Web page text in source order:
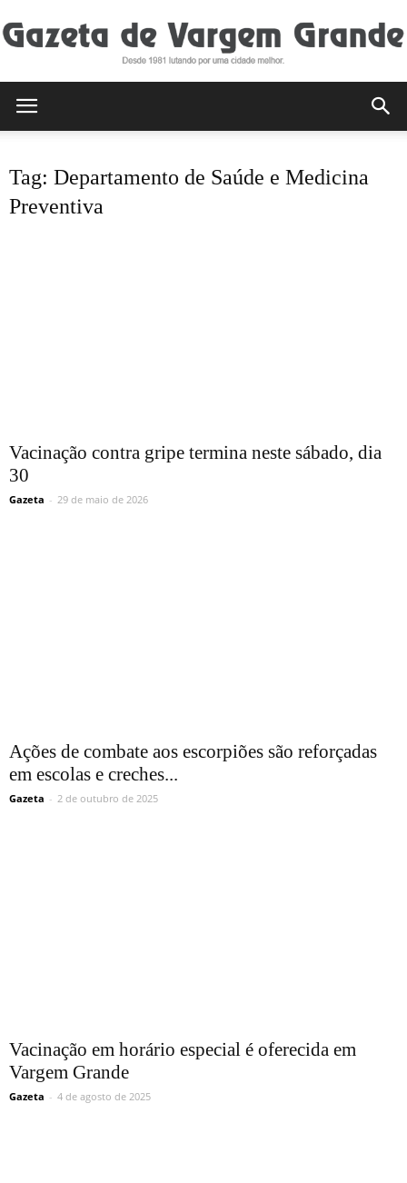
Tag: Departamento de Saúde e Medicina
Preventiva
Vacinação contra gripe termina neste sábado, dia
30
Gazeta - 29 de maio de 2026
Ações de combate aos escorpiões são reforçadas
em escolas e creches...
Gazeta - 2 de outubro de 2025
Vacinação em horário especial é oferecida em
Vargem Grande
Gazeta - 4 de agosto de 2025